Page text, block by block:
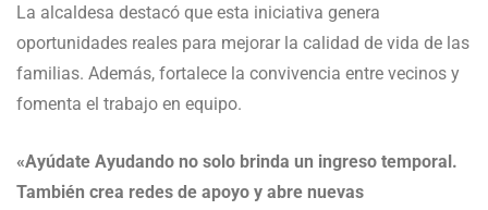
La alcaldesa destacó que esta iniciativa genera
oportunidades reales para mejorar la calidad de vida de las
familias. Además, fortalece la convivencia entre vecinos y
fomenta el trabajo en equipo.
«Ayúdate Ayudando no solo brinda un ingreso temporal.
También crea redes de apoyo y abre nuevas